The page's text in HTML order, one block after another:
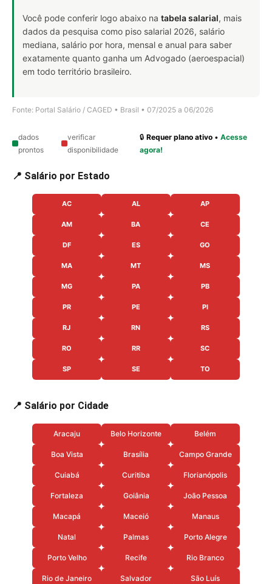
Você pode conferir logo abaixo na tabela salarial, mais
dados da pesquisa como piso salarial 2026, salário
mediana, salário por hora, mensal e anual para saber
exatamente quanto ganha um Advogado (aeroespacial)
em todo território brasileiro.
Fonte: Portal Salário / CAGED • Brasil • 07/2025 a 06/2026
dados
prontos
verificar
disponibilidade
🔒Requer plano ativo •Acesse
agora!
📍 Salário por Estado
AC AL AP
AM BA CE
DF ES GO
MA MT MS
MG PA PB
PR PE PI
RJ RN RS
RO RR SC
SP SE TO
📍 Salário por Cidade
Aracaju Belo Horizonte Belém
Boa Vista Brasília Campo Grande
Cuiabá Curitiba Florianópolis
Fortaleza Goiânia João Pessoa
Macapá Maceió Manaus
Natal Palmas Porto Alegre
Porto Velho Recife Rio Branco
Rio de Janeiro Salvador São Luís